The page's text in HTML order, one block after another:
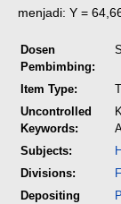
menjadi: Y =
Dosen
Pembimbing:
Item Type:
Uncontrolled
Keywords:
Subjects:
Divisions:
Depositing